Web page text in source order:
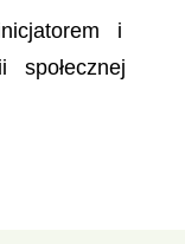
i
społecznej